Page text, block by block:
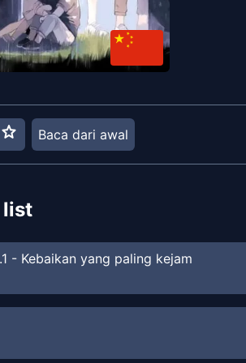
star Baca dari awal
list
- Kebaikan yang paling kejam